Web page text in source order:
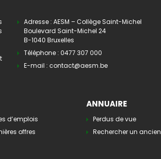
Adresse : AESM – Collège Saint-Michel
Boulevard Saint-Michel 24
B-1040 Bruxelles
Téléphone : 0477 307 000
E-mail : contact@aesm.be
d’emplois
offres
ANNUAIRE
Perdus de vue
Rechercher un ancien